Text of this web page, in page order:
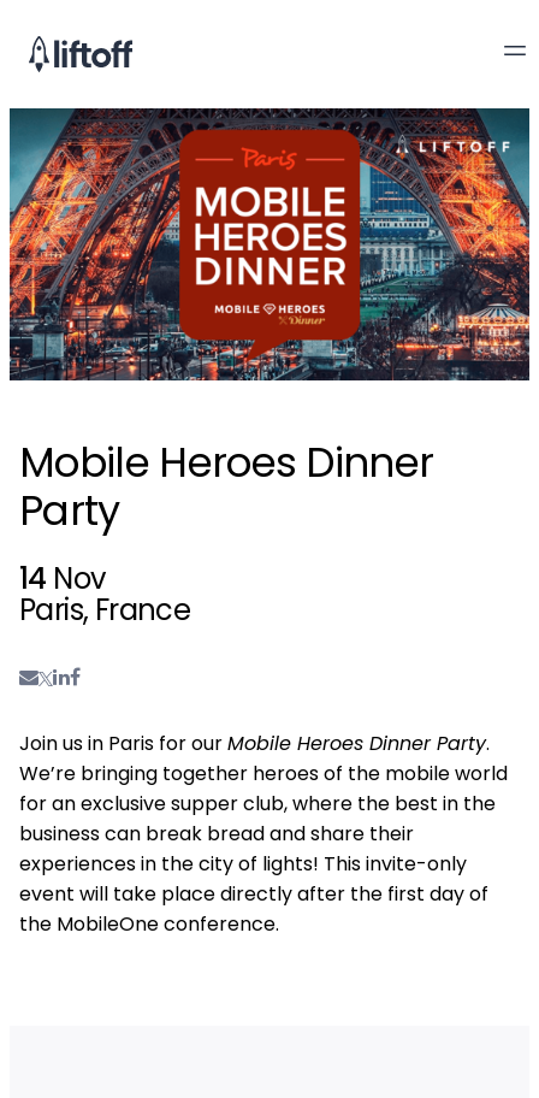
Mobile Heroes Dinner
Party
14 Nov
Paris, France
Join us in Paris for ourMobile Heroes Dinner Party.
We’re bringing together heroes of the mobile world
for an exclusive supper club, where the best in the
business can break bread and share their
experiences in the city of lights! This invite-only
event will take place directly after the first day of
the MobileOne conference.